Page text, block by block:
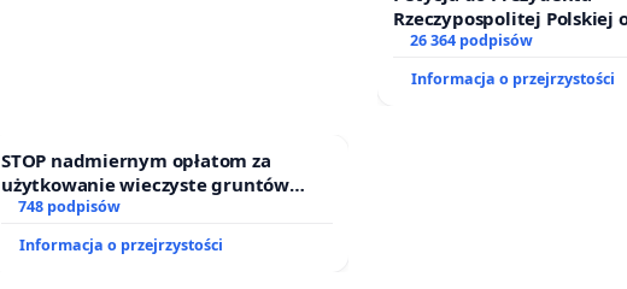
Rzeczypospolitej Polskiej
zawetowanie ustawy „Lex
26 364 podpisów
Informacja o przejrzystości
STOP nadmiernym opłatom za
użytkowanie wieczyste gruntów
zajmowanych przez rodzinne ogrody
748 podpisów
Informacja o przejrzystości